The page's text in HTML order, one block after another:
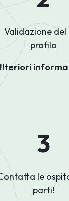
Validazione del
profilo
3
le
parti!